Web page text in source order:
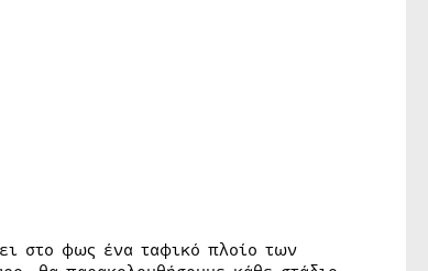
στο φως ένα ταφικό πλοίο των